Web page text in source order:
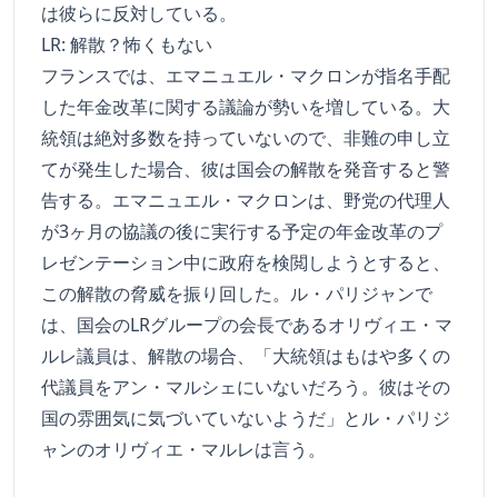
は彼らに反対している。
LR: 解散？怖くもない
フランスでは、エマニュエル・マクロンが指名手配
した年金改革に関する議論が勢いを増している。大
統領は絶対多数を持っていないので、非難の申し立
てが発生した場合、彼は国会の解散を発音すると警
告する。エマニュエル・マクロンは、野党の代理人
が3ヶ月の協議の後に実行する予定の年金改革のプ
レゼンテーション中に政府を検閲しようとすると、
この解散の脅威を振り回した。ル・パリジャンで
は、国会のLRグループの会長であるオリヴィエ・マ
ルレ議員は、解散の場合、「大統領はもはや多くの
代議員をアン・マルシェにいないだろう。彼はその
国の雰囲気に気づいていないようだ」とル・パリジ
ャンのオリヴィエ・マルレは言う。